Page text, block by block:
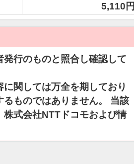
5,110円
行のものと照合し確認して
関しては万全を期しており
ものではありません。 当該
式会社NTTドコモおよび情